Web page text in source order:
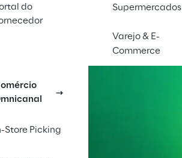
do
Store Picking
Supermercados
Varejo & E-
Commerce